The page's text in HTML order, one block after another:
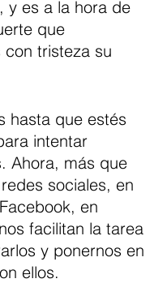
y es a la hora de
que
con tristeza su
hasta que estés
intentar
Ahora, más que
sociales, en
en
facilitan la tarea
y ponernos en
ellos.